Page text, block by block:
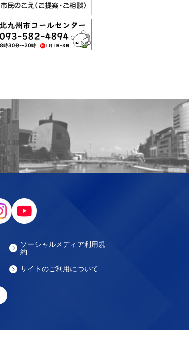
ソーシャルメディア利用規
約
サイトのご利用について